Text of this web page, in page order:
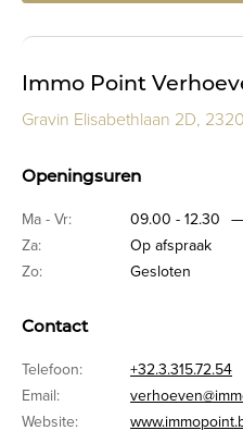
Immo Point
Gravin Elisabethlaan 2D,
Openingsuren
Ma - Vr: 09.00 - 12.30 —
Za:
Op afspraak
Zo:
Gesloten
Contact
Telefoon:
+32.3.315.72.54
Email:
Website: